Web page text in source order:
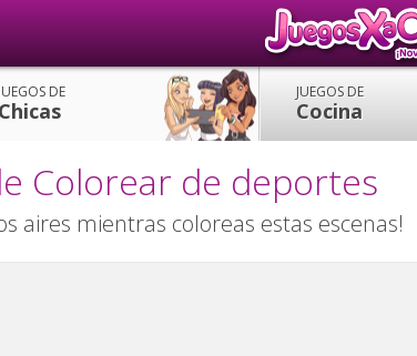
JUEGOS DE
Chicas
JUEGOS DE
Cocina
Colorear de deportes
aires mientras coloreas estas escenas!